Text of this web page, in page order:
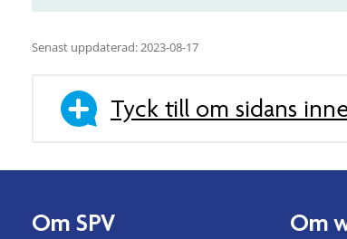
Senast uppdaterad: 2023-08-17
Tyck till om sidans
Om SPV Om